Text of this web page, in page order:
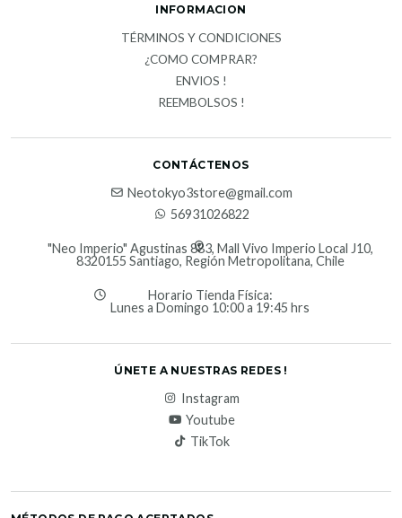
INFORMACION
TÉRMINOS Y CONDICIONES
¿COMO COMPRAR?
ENVIOS !
REEMBOLSOS !
CONTÁCTENOS
Neotokyo3store@gmail.com
56931026822
"Neo Imperio" Agustinas 883, Mall Vivo Imperio Local J10,
8320155 Santiago, Región Metropolitana, Chile
Horario Tienda Física:
Lunes a Domingo 10:00 a 19:45 hrs
ÚNETE A NUESTRAS REDES !
Instagram
Youtube
TikTok